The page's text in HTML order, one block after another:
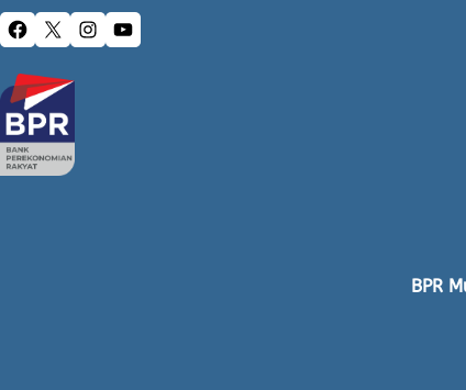
Facebook X Instagram YouTube
BPR